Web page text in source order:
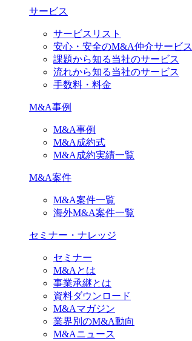
サービス
サービスリスト
安心・安全のM&A仲介サービス
課題から知る当社のサービス
流れから知る当社のサービス
手数料・料金
M&A事例
M&A事例
M&A成約式
M&A成約実績一覧
M&A案件
M&A案件一覧
海外M&A案件一覧
セミナー・ナレッジ
セミナー
M&Aとは
事業承継とは
資料ダウンロード
M&Aマガジン
業界別のM&A動向
M&Aニュース